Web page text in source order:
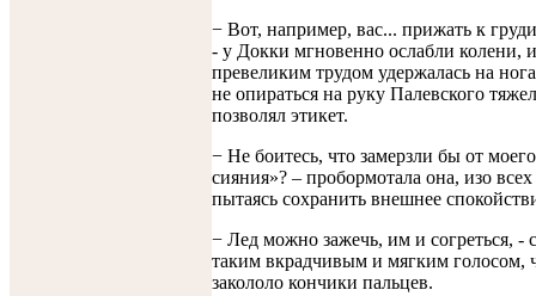
− Вот, например, вас... прижать к
- у Докки мгновенно ослабли колени,
превеликим трудом удержалась на
не опираться на руку Палевского
позволял этикет.
− Не боитесь, что замерзли бы от
сияния»? – пробормотала она, изо
пытаясь сохранить внешнее
− Лед можно зажечь, им и согреться, -
таким вкрадчивым и мягким голосом,
закололо кончики пальцев.